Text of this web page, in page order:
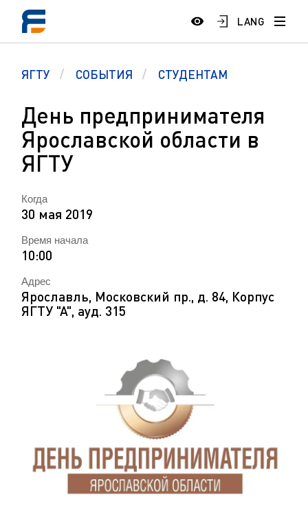
LANG
ЯГТУ СОБЫТИЯ СТУДЕНТАМ
День предпринимателя
Ярославской области в
ЯГТУ
Когда
30 мая 2019
Время начала
10:00
Адрес
Ярославль, Московский пр., д. 84, Корпус
ЯГТУ "А", ауд. 315